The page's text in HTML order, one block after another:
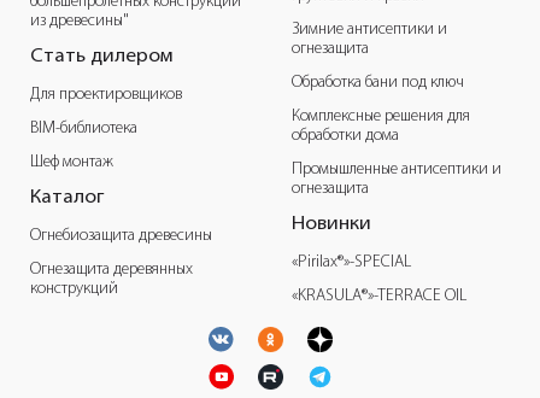
из древесины"
Стать дилером
Для проектировщиков
BIM-библиотека
Шеф монтаж
Каталог
Огнебиозащита древесины
Огнезащита деревянных
конструкций
Зимние антисептики и
огнезащита
Обработка бани под ключ
Комплексные решения для
обработки дома
Промышленные антисептики и
огнезащита
Новинки
«Pirilax®»-SPECIAL
«KRASULA®»-TERRACE OIL